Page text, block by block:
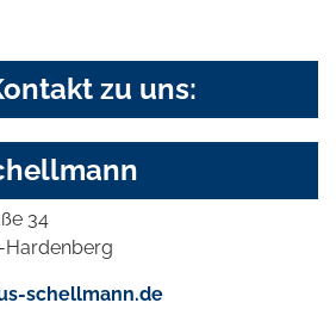
zu uns:
34
Hardenberg
schellmann.de